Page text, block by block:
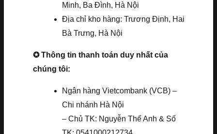
Minh, Ba Đình, Hà Nội
Địa chỉ kho hàng: Trương Định, Hai
Bà Trưng, Hà Nội
✪ Thông tin thanh toán duy nhất của
chúng tôi:
Ngân hàng Vietcombank (VCB) –
Chi nhánh Hà Nội
– Chủ TK: Nguyễn Thế Anh & Số